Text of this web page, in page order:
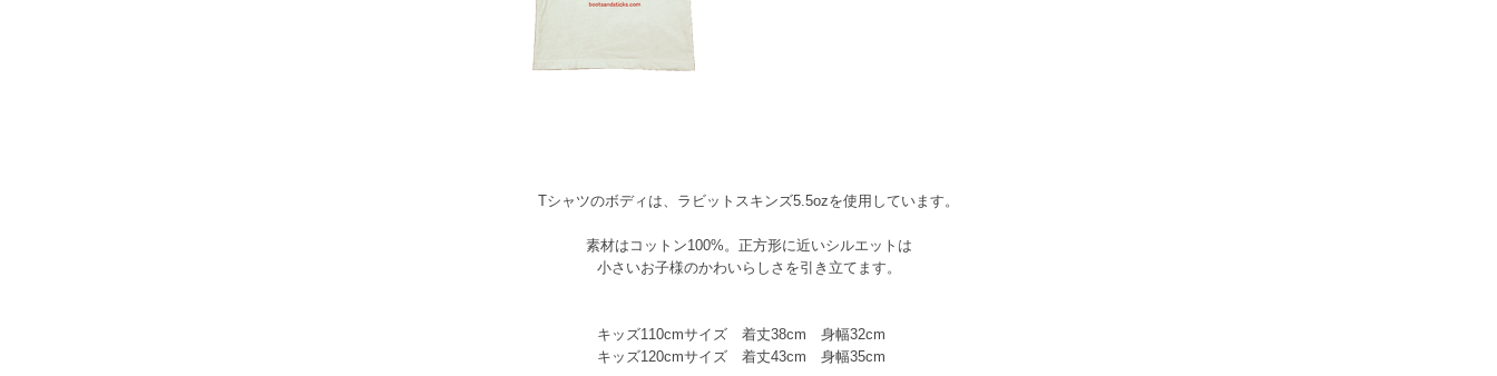
Tシャツのボディは、ラビットスキンズ5.5ozを使用しています。
素材はコットン100%。正方形に近いシルエットは
小さいお子様のかわいらしさを引き立てます。
キッズ110cmサイズ 着丈38cm 身幅32cm
キッズ120cmサイズ 着丈43cm 身幅35cm